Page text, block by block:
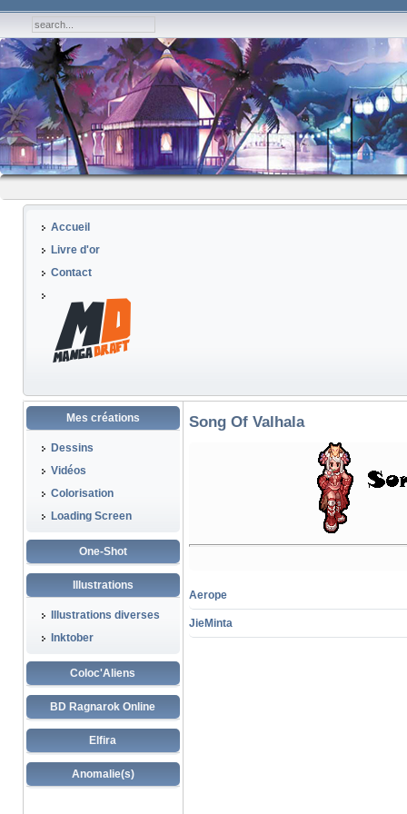
Accueil
Livre d'or
Contact
Mes créations
Dessins
Vidéos
Colorisation
Loading Screen
One-Shot
Illustrations
Illustrations diverses
Inktober
Coloc'Aliens
BD Ragnarok Online
Elfira
Anomalie(s)
Song Of Valhala
Aerope
JieMinta